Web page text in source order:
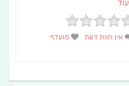
עוד
אין חוות דעת מועדף